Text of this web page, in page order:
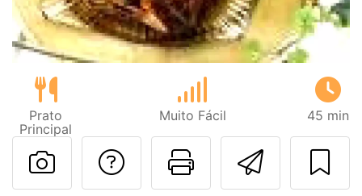
Prato
Principal
Muito Fácil 45 min
Imprima
Falar com o autor